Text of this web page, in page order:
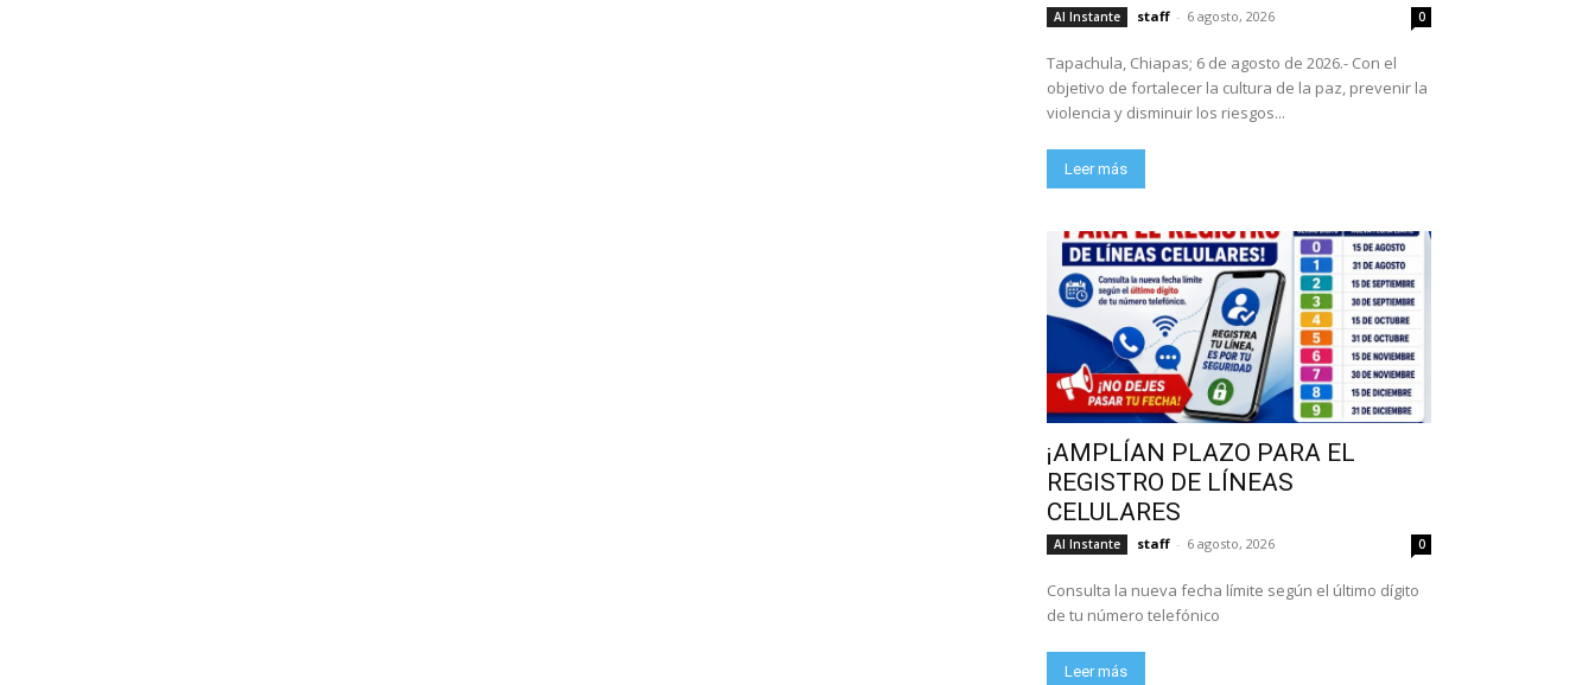
Al Instante staff - 6 agosto, 2026 0
Tapachula, Chiapas; 6 de agosto de 2026.- Con el
objetivo de fortalecer la cultura de la paz, prevenir la
violencia y disminuir los riesgos...
Leer más
¡AMPLÍAN PLAZO PARA EL
REGISTRO DE LÍNEAS
CELULARES
Al Instante staff - 6 agosto, 2026 0
Consulta la nueva fecha límite según el último dígito
de tu número telefónico
Leer más